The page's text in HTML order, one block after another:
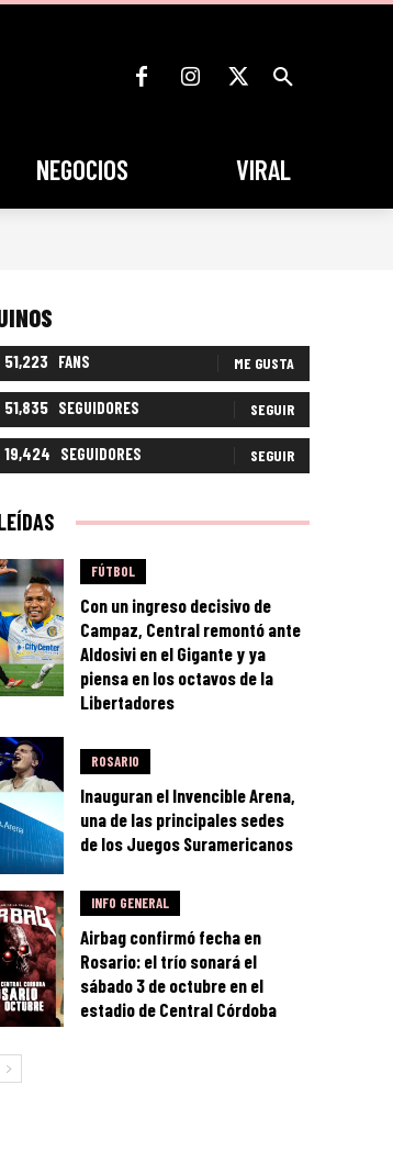
NEGOCIOS VIRAL
51,223 FANS ME GUSTA
51,835 SEGUIDORES SEGUIR
19,424 SEGUIDORES SEGUIR
FÚTBOL
Con un ingreso decisivo de
Campaz, Central remontó ante
Aldosivi en el Gigante y ya
piensa en los octavos de la
Libertadores
ROSARIO
Inauguran el Invencible Arena,
una de las principales sedes
de los Juegos Suramericanos
INFO GENERAL
Airbag confirmó fecha en
Rosario: el trío sonará el
sábado 3 de octubre en el
estadio de Central Córdoba